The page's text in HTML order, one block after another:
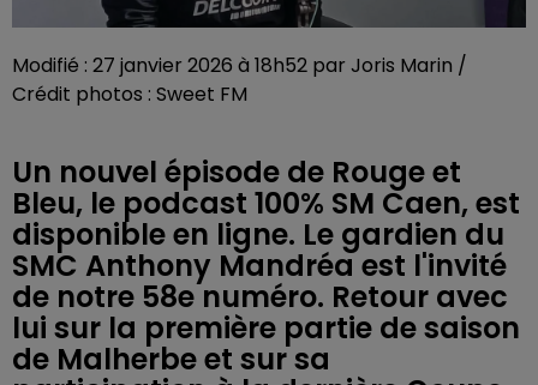
Modifié : 27 janvier 2026 à 18h52 par Joris Marin /
Crédit photos : Sweet FM
Un nouvel épisode de Rouge et
Bleu, le podcast 100% SM Caen, est
disponible en ligne. Le gardien du
SMC Anthony Mandréa est l'invité
de notre 58e numéro. Retour avec
lui sur la première partie de saison
de Malherbe et sur sa